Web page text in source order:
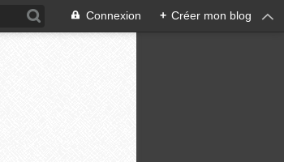
Connexion + Créer mon blog